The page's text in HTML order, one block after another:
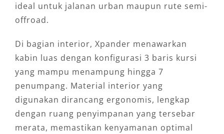
ideal untuk jalanan urban maupun rute semi-
offroad.
Di bagian interior, Xpander menawarkan
kabin luas dengan konfigurasi 3 baris kursi
yang mampu menampung hingga 7
penumpang. Material interior yang
digunakan dirancang ergonomis, lengkap
dengan ruang penyimpanan yang tersebar
merata, memastikan kenyamanan optimal